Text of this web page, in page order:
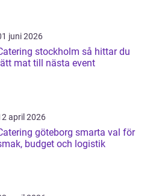
juni 2026
stockholm så hittar du
mat till nästa event
april 2026
göteborg smarta val för
budget och logistik